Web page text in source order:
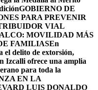
GOBIERNO DE
PARA PREVENIR
VIAL
MOVILIDAD MÁS
FAMILIASEn
el delito de extorsión,
Izcalli ofrece una amplia
para toda la
EN LA
LUIS DONALDO